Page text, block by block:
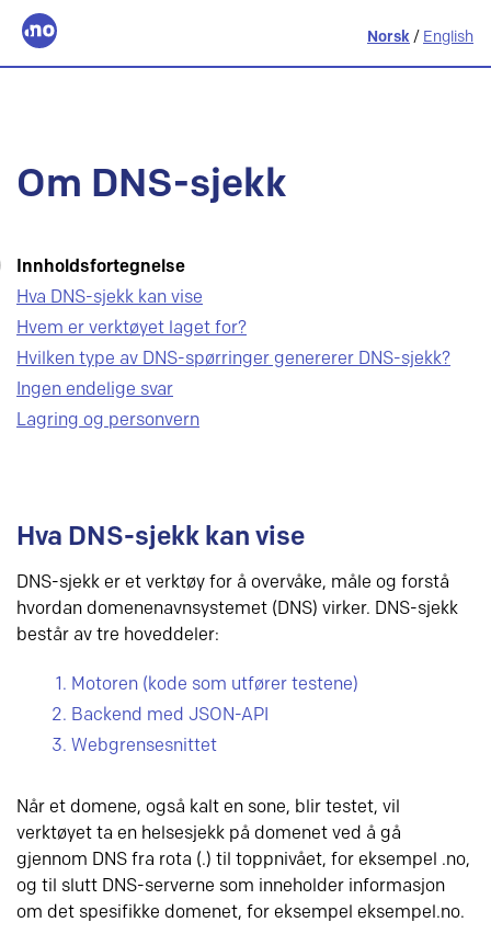
Norsk / English
Om DNS-sjekk
Innholdsfortegnelse
Hva DNS-sjekk kan vise
Hvem er verktøyet laget for?
Hvilken type av DNS-spørringer genererer DNS-sjekk?
Ingen endelige svar
Lagring og personvern
Hva DNS-sjekk kan vise
DNS-sjekk er et verktøy for å overvåke, måle og forstå
hvordan domenenavnsystemet (DNS) virker. DNS-sjekk
består av tre hoveddeler:
Motoren (kode som utfører testene)
Backend med JSON-API
Webgrensesnittet
Når et domene, også kalt en sone, blir testet, vil
verktøyet ta en helsesjekk på domenet ved å gå
gjennom DNS fra rota (.) til toppnivået, for eksempel .no,
og til slutt DNS-serverne som inneholder informasjon
om det spesifikke domenet, for eksempel eksempel.no.